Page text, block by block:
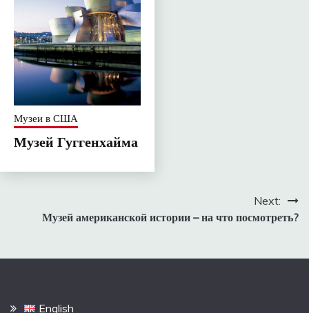
Музеи в США
Музей Гуггенхайма
записям
Next:
Музей американской истории – на что посмотреть?
English